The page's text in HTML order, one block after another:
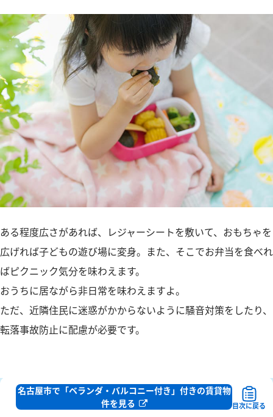
名古屋市で「ベランダ・バルコニー付き」付きの賃貸物
件を見る
目次に戻る
ある程度広さがあれば、レジャーシートを敷いて、おもちゃを
広げれば子どもの遊び場に変身。また、そこでお弁当を食べれ
ばピクニック気分を味わえます。
おうちに居ながら非日常を味わえますよ。
ただ、近隣住民に迷惑がかからないように騒音対策をしたり、
転落事故防止に配慮が必要です。
まとめ